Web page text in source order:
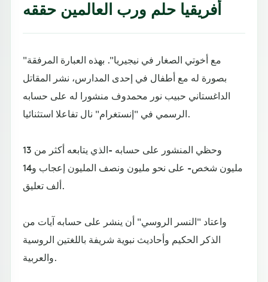
أفريقيا حلم ورب العالمين حققه
"مع أخوتي الصغار في نيجيريا". بهذه العبارة المرفقة
بصورة له مع أطفال في إحدى المدارس، نشر المقاتل
الداغستاني حبيب نور محمدوف منشورا له على حسابه
الرسمي في "إنستغرام" نال تفاعلا استثنائيا.
وحظي المنشور على حسابه -الذي يتابعه أكثر من 13
مليون شخص- على نحو مليون ونصف المليون إعجاب و14
ألف تعليق.
واعتاد "النسر الروسي" أن ينشر على حسابه آيات من
الذكر الحكيم وأحاديث نبوية شريفة باللغتين الروسية
والعربية.